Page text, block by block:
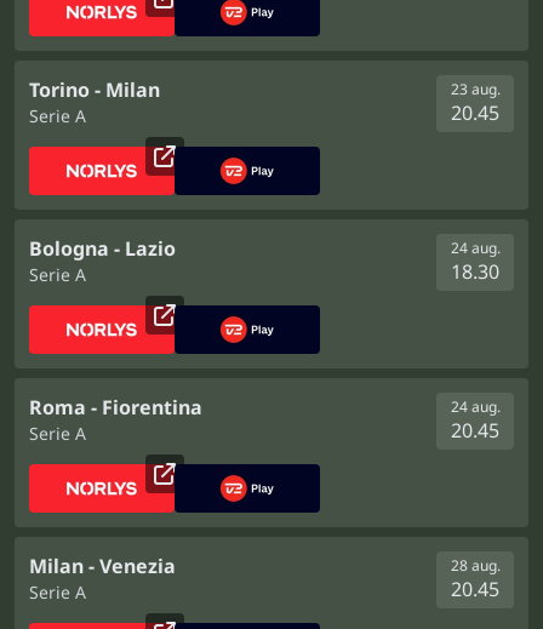
Torino - Milan
Serie A
23 aug.
20.45
Bologna - Lazio
Serie A
24 aug.
18.30
Roma - Fiorentina
Serie A
24 aug.
20.45
Milan - Venezia
Serie A
28 aug.
20.45